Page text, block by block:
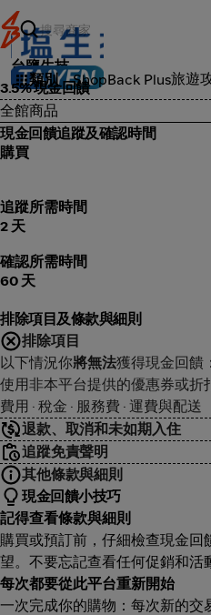
類別 ShopBack Plus旅遊
台鹽生技
3.5% 現金回饋
全館商品
現金回饋追蹤及確認時間
購買
追蹤所需時間
2 天
確認所需時間
60 天
排除項目及條款與細則
排除項目
以下情況你將無法獲得現金回饋：
使用非本平台提供的優惠券或折
費用 · 稅金 · 服務費 · 運費與配送
退款、取消和未如期入住
追蹤免責聲明
其他條款與細則
現金回饋小技巧
記得查看條款與細則
購買或預訂前，仔細檢查現金回
望。不要忘記查看任何促銷和活
每次都要從此平台重新開始
一次完成你的購物：每次新的交